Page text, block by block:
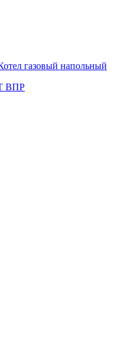
газовый напольный
ВПР